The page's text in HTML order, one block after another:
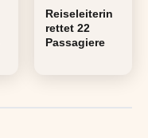
Reiseleiterin
rettet 22
Passagiere